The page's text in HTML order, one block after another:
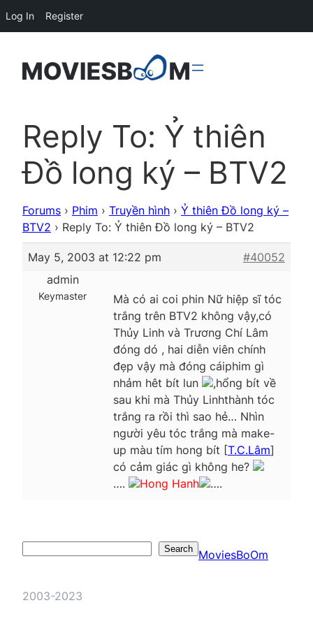
Reply To: Ỷ thiên
Đồ long ký – BTV2
Forums › Phim › Truyền hình › Ỷ thiên Đồ long ký –
BTV2 › Reply To: Ỷ thiên Đồ long ký – BTV2
May 5, 2003 at 12:22 pm
#40052
admin
Keymaster
Mà có ai coi phin Nữ hiệp sĩ tóc
trắng trên BTV2 không vậy,có
Thủy Linh và Trương Chí Lâm
đóng dó , hai diễn viên chính
đẹp vậy mà đóng cáiphim gì
nhảm hêt bít lun
,hổng bít về
sau khi mà Thủy Linhthành tóc
trắng ra rồi thì sao hẻ… Nhìn
người yêu tóc trắng mà make-
up màu tím hong bít [T.C.Lâm]
có cảm giác gì không he?
….
Hong Hanh ….
Search MoviesBoOm
2003-2023
Log In Register